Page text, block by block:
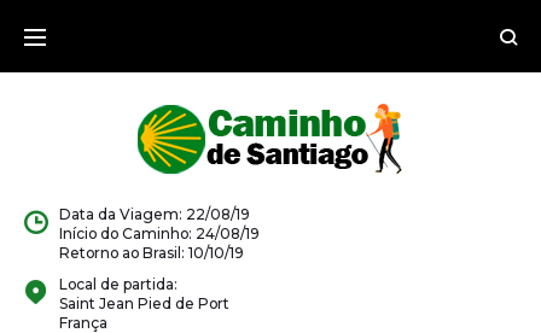
para
Data da Viagem: 22/08/19
Início do Caminho: 24/08/19
Retorno ao Brasil: 10/10/19
Local de partida:
Saint Jean Pied de Port
França